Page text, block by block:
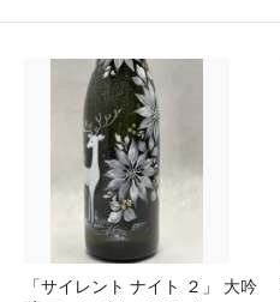
「サイレント ナイト ２」 大吟